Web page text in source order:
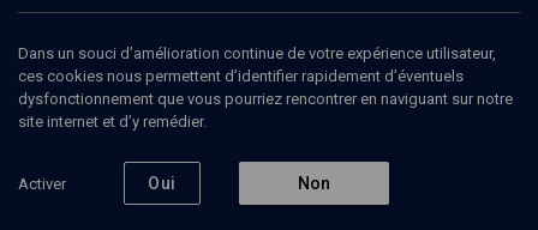
hébraïque,
du
patrimoine
humain
COLLOQUE
naissance d'André
Autour de la Seconde
Guerre mondiale
Dans un souci d’amélioration continue de votre expérience utilisateur,
ces cookies nous permettent d’identifier rapidement d’éventuels
dysfonctionnement que vous pourriez rencontrer en naviguant sur notre
site internet et d’y remédier.
Activer Oui Non